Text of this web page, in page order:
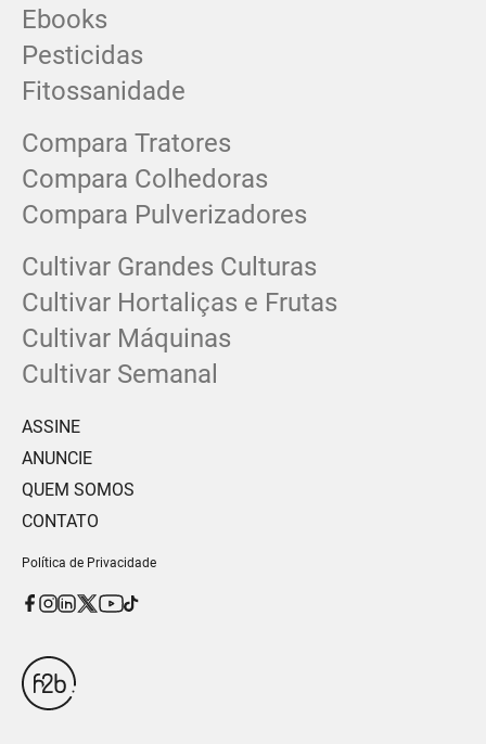
Ebooks
Pesticidas
Fitossanidade
Compara Tratores
Compara Colhedoras
Compara Pulverizadores
Cultivar Grandes Culturas
Cultivar Hortaliças e Frutas
Cultivar Máquinas
Cultivar Semanal
ASSINE
ANUNCIE
QUEM SOMOS
CONTATO
Política de Privacidade